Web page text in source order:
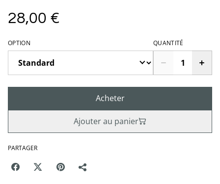
28,00 €
OPTION QUANTITÉ
Acheter
Ajouter au panier
PARTAGER